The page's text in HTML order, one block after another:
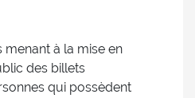
menant à la mise en
des billets
qui possèdent